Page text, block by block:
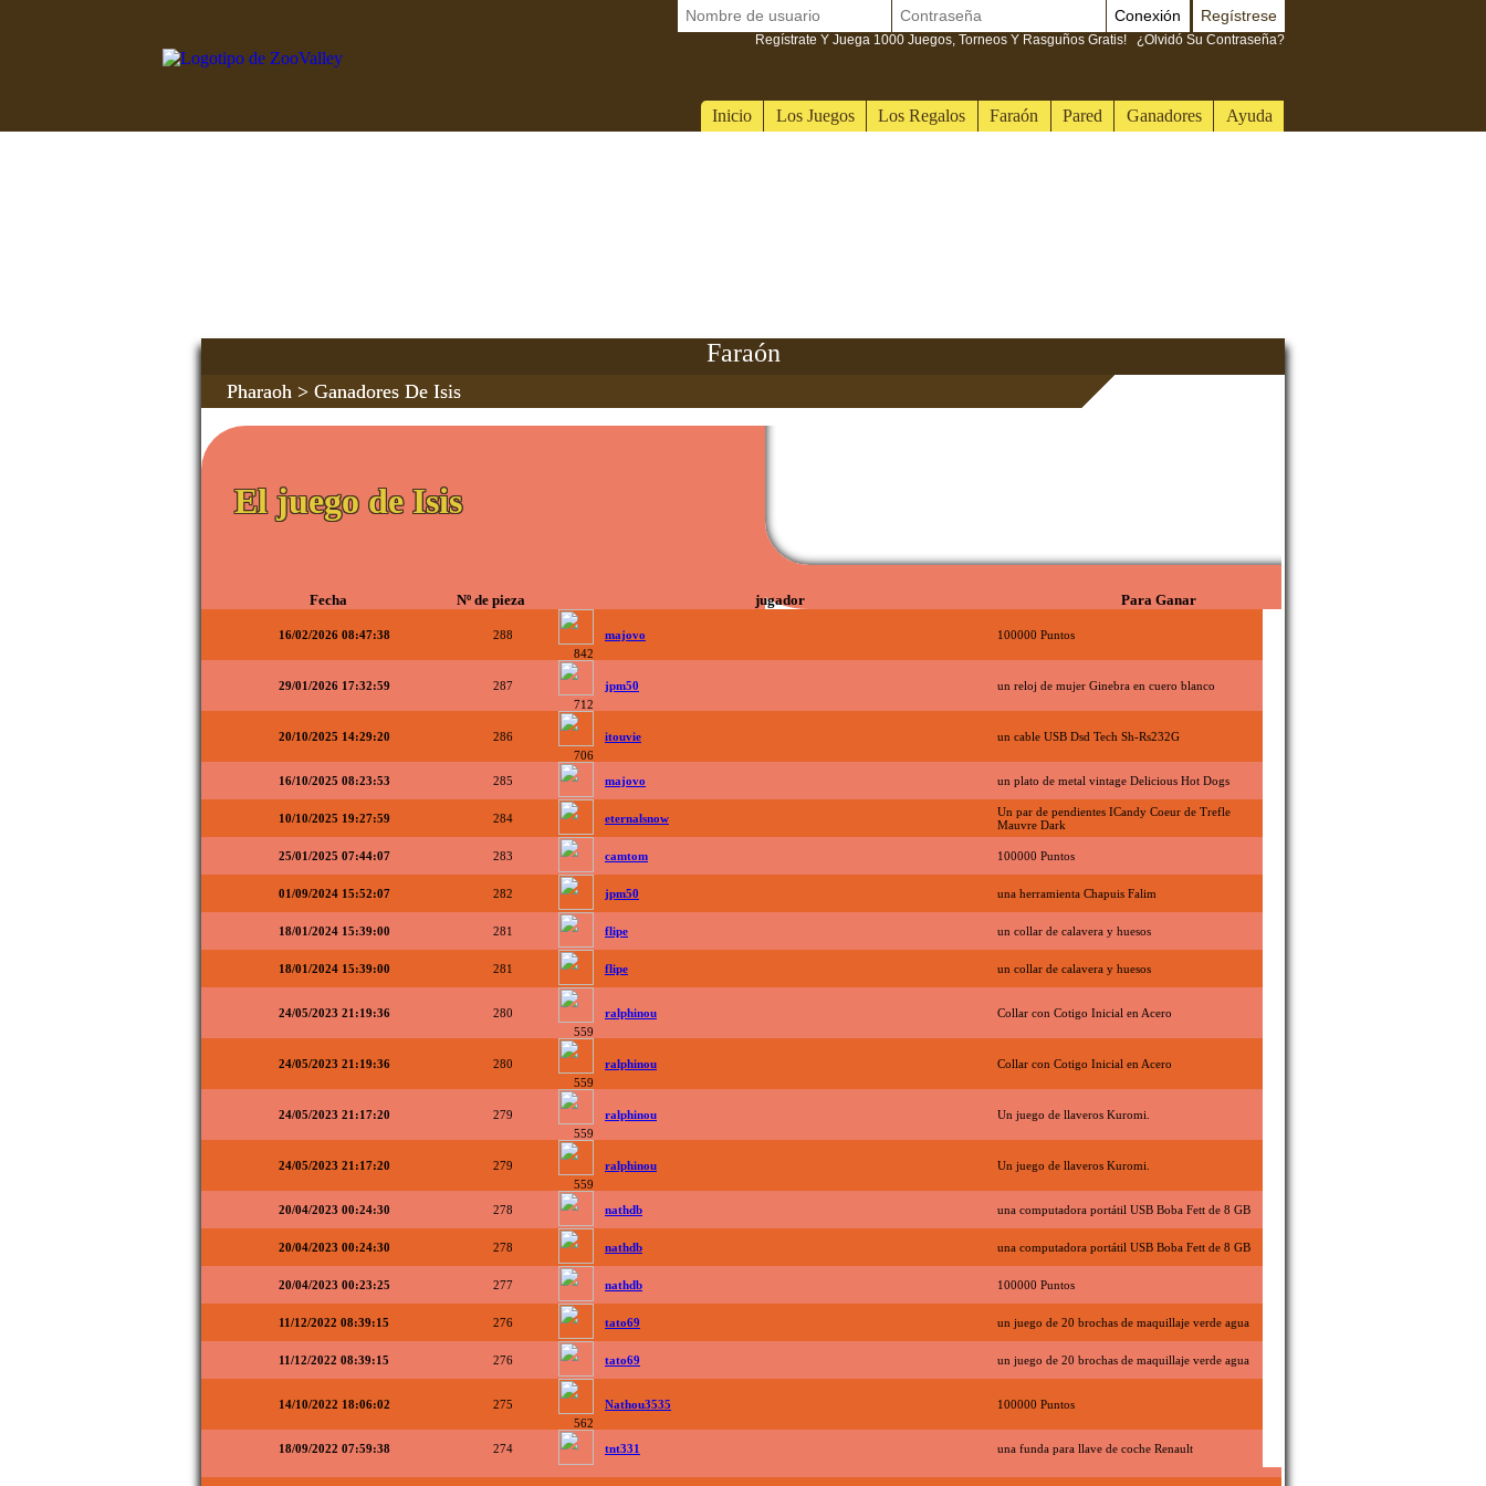
Inicio Los Juegos Los Regalos Faraón Pared Ganadores Ayuda
Conexión Regístrese
Regístrate Y Juega 1000 Juegos, Torneos Y Rasguños Gratis! ¿Olvidó Su Contraseña?
Faraón
Pharaoh > Ganadores De Isis
El juego de Isis
Fecha Nº de pieza jugador Para Ganar
16/02/2026 08:47:38
288
842
majovo 100000 Puntos
29/01/2026 17:32:59
287
712
jpm50 un reloj de mujer Ginebra en cuero blanco
20/10/2025 14:29:20
286
706
itouvie un cable USB Dsd Tech Sh-Rs232G
16/10/2025 08:23:53 285 majovo un plato de metal vintage Delicious Hot Dogs
10/10/2025 19:27:59 284 eternalsnow
Un par de pendientes ICandy Coeur de Trefle
Mauvre Dark
25/01/2025 07:44:07 283 camtom 100000 Puntos
01/09/2024 15:52:07 282 jpm50 una herramienta Chapuis Falim
18/01/2024 15:39:00 281 flipe un collar de calavera y huesos
18/01/2024 15:39:00 281 flipe un collar de calavera y huesos
24/05/2023 21:19:36
280
559
ralphinou Collar con Cotigo Inicial en Acero
24/05/2023 21:19:36
280
559
ralphinou Collar con Cotigo Inicial en Acero
24/05/2023 21:17:20
279
559
ralphinou Un juego de llaveros Kuromi.
24/05/2023 21:17:20
279
559
ralphinou Un juego de llaveros Kuromi.
20/04/2023 00:24:30 278 nathdb una computadora portátil USB Boba Fett de 8 GB
20/04/2023 00:24:30 278 nathdb una computadora portátil USB Boba Fett de 8 GB
20/04/2023 00:23:25 277 nathdb 100000 Puntos
11/12/2022 08:39:15 276 tato69 un juego de 20 brochas de maquillaje verde agua
11/12/2022 08:39:15 276 tato69 un juego de 20 brochas de maquillaje verde agua
14/10/2022 18:06:02
275
562
Nathou3535 100000 Puntos
18/09/2022 07:59:38 274 tnt331 una funda para llave de coche Renault